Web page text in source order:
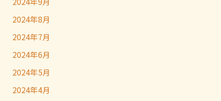
2024年8月
2024年7月
2024年6月
2024年5月
2024年4月